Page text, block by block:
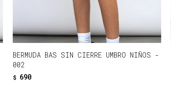
BERMUDA BAS SIN CIERRE UMBRO NIÑOS -
002
$ 690